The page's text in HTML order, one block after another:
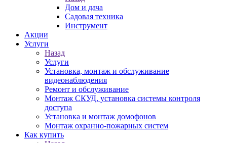
Дом и дача
Садовая техника
Инструмент
Акции
Услуги
Назад
Услуги
Установка, монтаж и обслуживание
видеонаблюдения
Ремонт и обслуживание
Монтаж СКУД, установка системы контроля
доступа
Установка и монтаж домофонов
Монтаж охранно-пожарных систем
Как купить